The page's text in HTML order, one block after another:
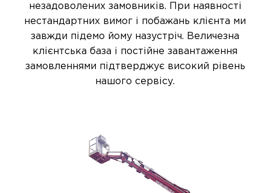
незадоволених замовників. При наявності
нестандартних вимог і побажань клієнта ми
завжди підемо йому назустріч. Величезна
клієнтська база і постійне завантаження
замовленнями підтверджує високий рівень
нашого сервісу.